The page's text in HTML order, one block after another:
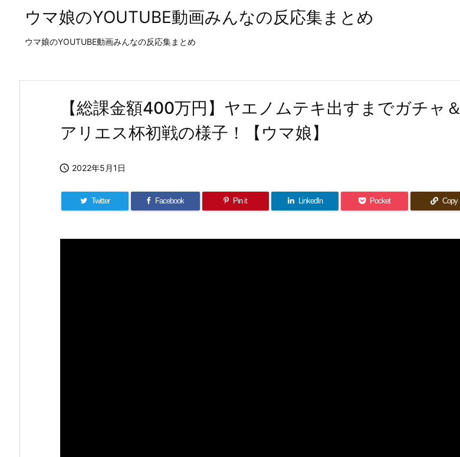
ウマ娘のYOUTUBE動画みんなの反応集まとめ
ウマ娘のYOUTUBE動画みんなの反応集まとめ
【総課金額400万円】ヤエノムテキ出すまでガチャ＆
アリエス杯初戦の様子！【ウマ娘】
 2022年5月1日
Twitter Facebook Pin it LinkedIn Pocket Copy